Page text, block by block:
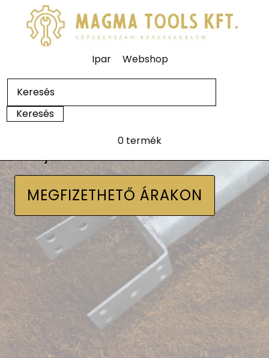
Ipar Webshop
0 termék
MEGFIZETHETŐ ÁRAKON